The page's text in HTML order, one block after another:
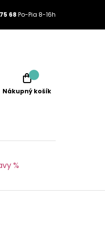
68 Po-Pia 8-16h
Nákupný košík
%